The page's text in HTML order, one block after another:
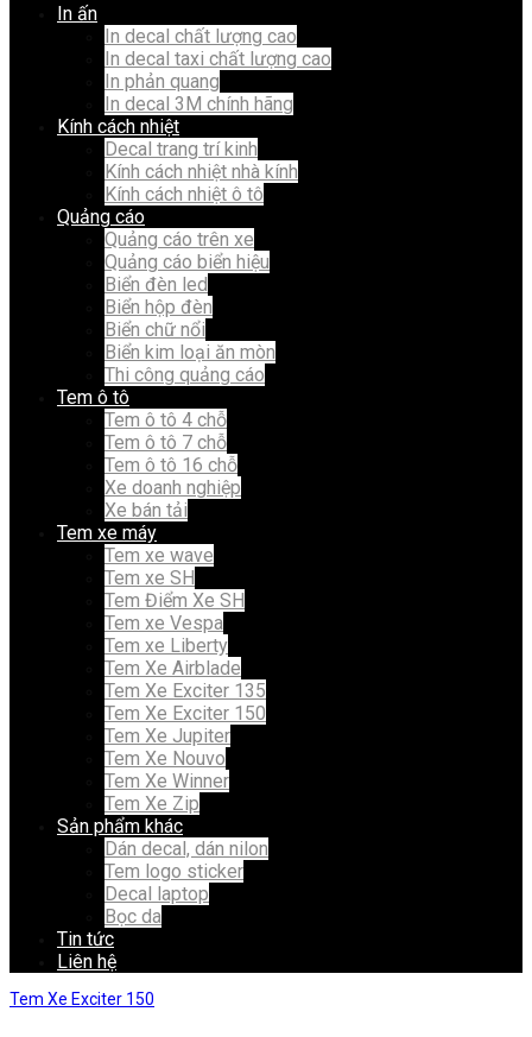
In ấn
In decal chất lượng cao
In decal taxi chất lượng cao
In phản quang
In decal 3M chính hãng
Kính cách nhiệt
Decal trang trí kinh
Kính cách nhiệt nhà kính
Kính cách nhiệt ô tô
Quảng cáo
Quảng cáo trên xe
Quảng cáo biển hiệu
Biển đèn led
Biển hộp đèn
Biển chữ nổi
Biển kim loại ăn mòn
Thi công quảng cáo
Tem ô tô
Tem ô tô 4 chỗ
Tem ô tô 7 chỗ
Tem ô tô 16 chỗ
Xe doanh nghiệp
Xe bán tải
Tem xe máy
Tem xe wave
Tem xe SH
Tem Điểm Xe SH
Tem xe Vespa
Tem xe Liberty
Tem Xe Airblade
Tem Xe Exciter 135
Tem Xe Exciter 150
Tem Xe Jupiter
Tem Xe Nouvo
Tem Xe Winner
Tem Xe Zip
Sản phẩm khác
Dán decal, dán nilon
Tem logo sticker
Decal laptop
Bọc da
Tin tức
Liên hệ
Tem Xe Exciter 150